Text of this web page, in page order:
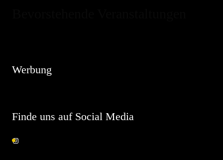
Werbung
Finde uns auf Social Media